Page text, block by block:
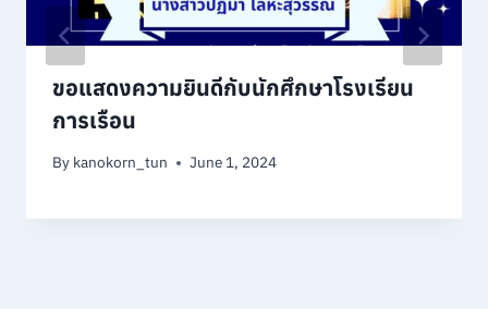
ขอแสดงความยินดีกับนักศึกษาโรงเรียน
การเรือน
By kanokorn_tun June 1, 2024